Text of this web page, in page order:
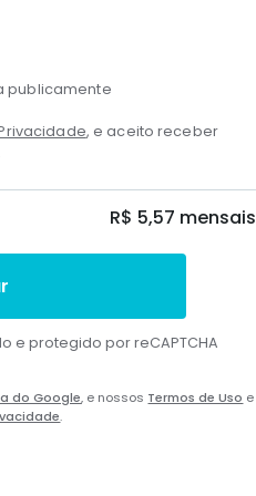
publicamente
, e aceito receber
R$ 5,57 mensais
e protegido por reCAPTCHA
do Google, e nossos Termos de Uso e
.